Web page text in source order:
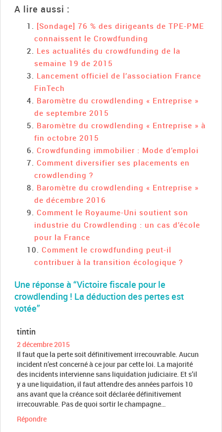
A lire aussi :
[Sondage] 76 % des dirigeants de TPE-PME
connaissent le Crowdfunding
Les actualités du crowdfunding de la
semaine 19 de 2015
Lancement officiel de l’association France
FinTech
Baromètre du crowdlending « Entreprise »
de septembre 2015
Baromètre du crowdlending « Entreprise » à
fin octobre 2015
Crowdfunding immobilier : Mode d’emploi
Comment diversifier ses placements en
crowdlending ?
Baromètre du crowdlending « Entreprise »
de décembre 2016
Comment le Royaume-Uni soutient son
industrie du Crowdlending : un cas d’école
pour la France
Comment le crowdfunding peut-il
contribuer à la transition écologique ?
Une réponse à “Victoire fiscale pour le
crowdlending ! La déduction des pertes est
votée”
tintin
2 décembre 2015
Il faut que la perte soit définitivement irrecouvrable. Aucun
incident n’est concerné à ce jour par cette loi. La majorité
des incidents intervienne sans liquidation judiciaire. Et s’il
y a une liquidation, il faut attendre des années parfois 10
ans avant que la créance soit déclarée définitivement
irrecouvrable. Pas de quoi sortir le champagne…
Répondre